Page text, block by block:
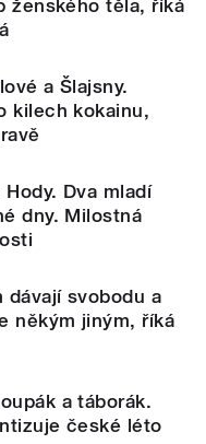
ženského těla, říká
a Šlajsny.
kilech kokainu,
Dva mladí
dny. Milostná
dávají svobodu a
někým jiným, říká
a táborák.
české léto